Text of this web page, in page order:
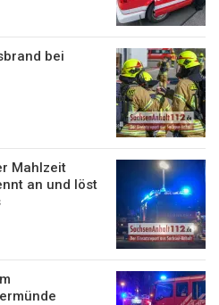
bei
Mahlzeit
an und löst